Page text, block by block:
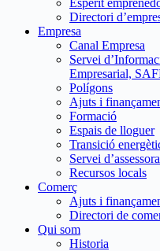
Directori
Empresa
Canal Empresa
Servei
Empresarial,
Polígons
Ajuts i
Formació
Espais de lloguer
Transició
Servei
Recursos locals
Comerç
Ajuts i
Directori de
Qui som
Historia